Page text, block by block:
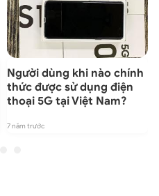
Người dùng khi nào chính
thức được sử dụng điện
thoại 5G tại Việt Nam?
7 năm trước